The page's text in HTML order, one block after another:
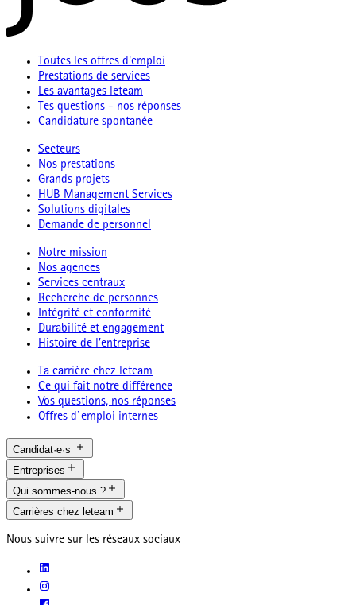
Toutes les offres d'emploi
Prestations de services
Les avantages leteam
Tes questions - nos réponses
Candidature spontanée
Secteurs
Nos prestations
Grands projets
HUB Management Services
Solutions digitales
Demande de personnel
Notre mission
Nos agences
Services centraux
Recherche de personnes
Intégrité et conformité
Durabilité et engagement
Histoire de l’entreprise
Ta carrière chez leteam
Ce qui fait notre différence
Vos questions, nos réponses
Offres d`emploi internes
Candidat·e·s
Entreprises
Qui sommes-nous ?
Carrières chez leteam
Nous suivre sur les réseaux sociaux